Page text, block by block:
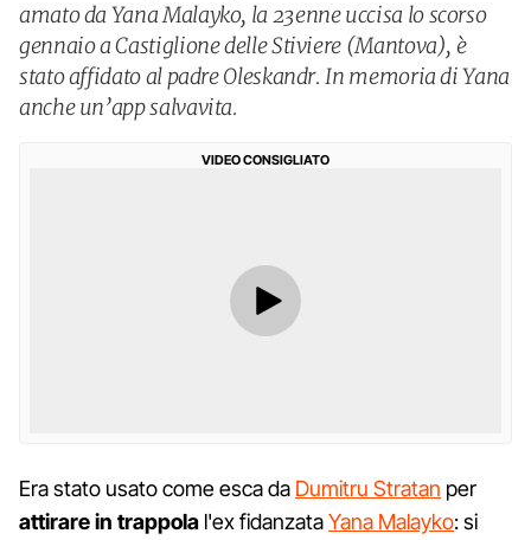
amato da Yana Malayko, la 23enne uccisa lo scorso
gennaio a Castiglione delle Stiviere (Mantova), è
stato affidato al padre Oleskandr. In memoria di Yana
anche un’app salvavita.
VIDEO CONSIGLIATO
Era stato usato come esca da Dumitru Stratan per
attirare in trappola l'ex fidanzataYana Malayko: si